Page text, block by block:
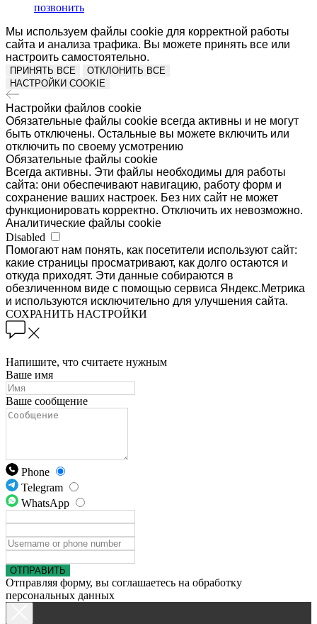
позвонить
Мы используем файлы cookie для корректной работы
сайта и анализа трафика. Вы можете принять все или
настроить самостоятельно.
ПРИНЯТЬ ВСЕ
ОТКЛОНИТЬ ВСЕ
НАСТРОЙКИ COOKIE
Настройки файлов cookie
Обязательные файлы cookie всегда активны и не могут
быть отключены. Остальные вы можете включить или
отключить по своему усмотрению
Обязательные файлы cookie
Всегда активны. Эти файлы необходимы для работы
сайта: они обеспечивают навигацию, работу форм и
сохранение ваших настроек. Без них сайт не может
функционировать корректно. Отключить их невозможно.
Аналитические файлы cookie
Disabled
Помогают нам понять, как посетители используют сайт:
какие страницы просматривают, как долго остаются и
откуда приходят. Эти данные собираются в
обезличенном виде с помощью сервиса Яндекс.Метрика
и используются исключительно для улучшения сайта.
СОХРАНИТЬ НАСТРОЙКИ
Напишите, что считаете нужным
Ваше имя
Ваше сообщение
Phone
Telegram
WhatsApp
ОТПРАВИТЬ
Отправляя форму, вы соглашаетесь на обработку
персональных данных